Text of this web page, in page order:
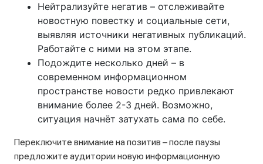
Нейтрализуйте негатив – отслеживайте
новостную повестку и социальные сети,
выявляя источники негативных публикаций.
Работайте с ними на этом этапе.
Подождите несколько дней – в
современном информационном
пространстве новости редко привлекают
внимание более 2-3 дней. Возможно,
ситуация начнёт затухать сама по себе.
Переключите внимание на позитив – после паузы
предложите аудитории новую информационную